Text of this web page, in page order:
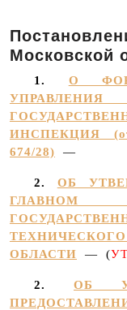
Московской
1. О
УПРАВЛЕНИЯ
ИНСПЕКЦИЯ
674/28) —
2. ОБ
ОБЛАСТИ
— (
2. ОБ